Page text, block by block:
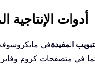
أدوات الإنتاجية
المفيدةفي
كما في متصفحات كروم